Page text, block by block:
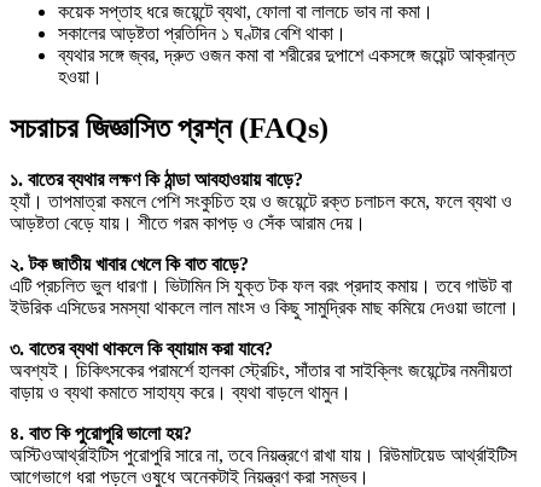
কয়েক সপ্তাহ ধরে জয়েন্টে ব্যথা, ফোলা বা লালচে ভাব না কমা।
সকালের আড়ষ্টতা প্রতিদিন ১ ঘণ্টার বেশি থাকা।
ব্যথার সঙ্গে জ্বর, দ্রুত ওজন কমা বা শরীরের দুপাশে একসঙ্গে জয়েন্ট আক্রান্ত
হওয়া।
সচরাচর জিজ্ঞাসিত প্রশ্ন (FAQs)
১. বাতের ব্যথার লক্ষণ কি ঠান্ডা আবহাওয়ায় বাড়ে?
হ্যাঁ। তাপমাত্রা কমলে পেশি সংকুচিত হয় ও জয়েন্টে রক্ত চলাচল কমে, ফলে ব্যথা ও
আড়ষ্টতা বেড়ে যায়। শীতে গরম কাপড় ও সেঁক আরাম দেয়।
২. টক জাতীয় খাবার খেলে কি বাত বাড়ে?
এটি প্রচলিত ভুল ধারণা। ভিটামিন সি যুক্ত টক ফল বরং প্রদাহ কমায়। তবে গাউট বা
ইউরিক এসিডের সমস্যা থাকলে লাল মাংস ও কিছু সামুদ্রিক মাছ কমিয়ে দেওয়া ভালো।
৩. বাতের ব্যথা থাকলে কি ব্যায়াম করা যাবে?
অবশ্যই। চিকিৎসকের পরামর্শে হালকা স্ট্রেচিং, সাঁতার বা সাইক্লিং জয়েন্টের নমনীয়তা
বাড়ায় ও ব্যথা কমাতে সাহায্য করে। ব্যথা বাড়লে থামুন।
৪. বাত কি পুরোপুরি ভালো হয়?
অস্টিওআর্থ্রাইটিস পুরোপুরি সারে না, তবে নিয়ন্ত্রণে রাখা যায়। রিউমাটয়েড আর্থ্রাইটিস
আগেভাগে ধরা পড়লে ওষুধে অনেকটাই নিয়ন্ত্রণ করা সম্ভব।